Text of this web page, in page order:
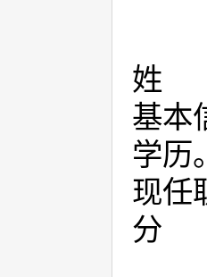
姓
基本
学历
现任
分